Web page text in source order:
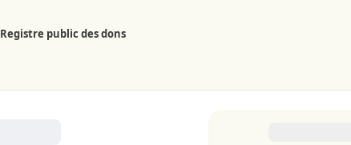
Registre public des dons